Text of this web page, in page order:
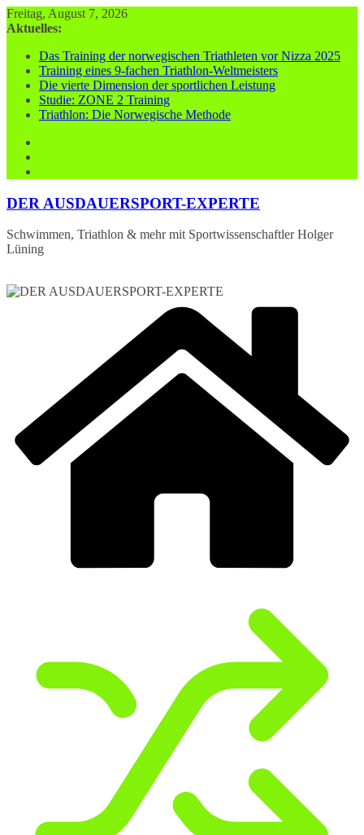
Zum
Inhalt
Freitag, August 7, 2026
Aktuelles:
Das Training der norwegischen Triathleten vor Nizza 2025
Training eines 9-fachen Triathlon-Weltmeisters
Die vierte Dimension der sportlichen Leistung
Studie: ZONE 2 Training
Triathlon: Die Norwegische Methode
DER AUSDAUERSPORT-EXPERTE
Schwimmen, Triathlon & mehr mit Sportwissenschaftler Holger
Lüning